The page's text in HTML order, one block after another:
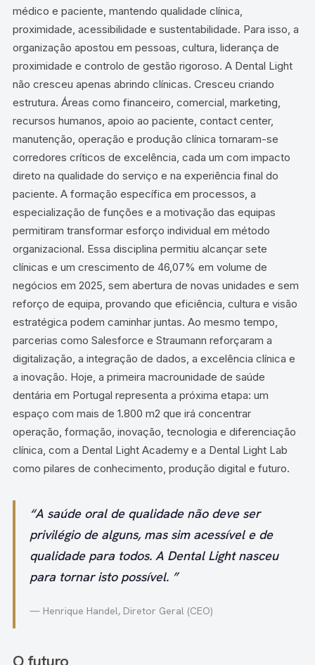
médico e paciente, mantendo qualidade clínica,
proximidade, acessibilidade e sustentabilidade. Para isso, a
organização apostou em pessoas, cultura, liderança de
proximidade e controlo de gestão rigoroso. A Dental Light
não cresceu apenas abrindo clínicas. Cresceu criando
estrutura. Áreas como financeiro, comercial, marketing,
recursos humanos, apoio ao paciente, contact center,
manutenção, operação e produção clínica tornaram-se
corredores críticos de excelência, cada um com impacto
direto na qualidade do serviço e na experiência final do
paciente. A formação específica em processos, a
especialização de funções e a motivação das equipas
permitiram transformar esforço individual em método
organizacional. Essa disciplina permitiu alcançar sete
clínicas e um crescimento de 46,07% em volume de
negócios em 2025, sem abertura de novas unidades e sem
reforço de equipa, provando que eficiência, cultura e visão
estratégica podem caminhar juntas. Ao mesmo tempo,
parcerias como Salesforce e Straumann reforçaram a
digitalização, a integração de dados, a excelência clínica e
a inovação. Hoje, a primeira macrounidade de saúde
dentária em Portugal representa a próxima etapa: um
espaço com mais de 1.800 m2 que irá concentrar
operação, formação, inovação, tecnologia e diferenciação
clínica, com a Dental Light Academy e a Dental Light Lab
como pilares de conhecimento, produção digital e futuro.
“A saúde oral de qualidade não deve ser
privilégio de alguns, mas sim acessível e de
qualidade para todos. A Dental Light nasceu
para tornar isto possível. ”
— Henrique Handel, Diretor Geral (CEO)